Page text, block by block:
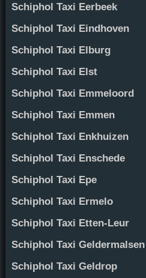
Schiphol Taxi Eerbeek
Schiphol Taxi Eindhoven
Schiphol Taxi Elburg
Schiphol Taxi Elst
Schiphol Taxi Emmeloord
Schiphol Taxi Emmen
Schiphol Taxi Enkhuizen
Schiphol Taxi Enschede
Schiphol Taxi Epe
Schiphol Taxi Ermelo
Schiphol Taxi Etten-Leur
Schiphol Taxi Geldermalsen
Schiphol Taxi Geldrop